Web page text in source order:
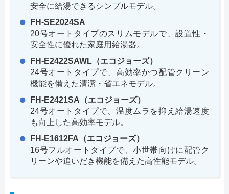
安全に給湯できるシンプルモデル。
FH-SE2024SA
20号オートタイプのスリムモデルで、設置性・
安全性に優れた家庭用給湯器。
FH-E2422SAWL（エコジョーズ）
24号オートタイプで、高効率かつ配管クリーン
機能を備えた清潔・省エネモデル。
FH-E2421SA（エコジョーズ）
24号オートタイプで、温度ムラを抑え給湯速度
も向上した高効率モデル。
FH-E1612FA（エコジョーズ）
16号フルオートタイプで、小世帯向けに配管ク
リーンや追いだき機能を備えた高性能モデル。